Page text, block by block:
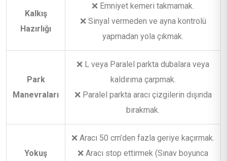
Kalkış
Hazırlığı
❌ Emniyet kemeri takmamak.
❌ Sinyal vermeden ve ayna kontrolü
yapmadan yola çıkmak.
Park
Manevraları
❌ L veya Paralel parkta dubalara veya
kaldırıma çarpmak.
❌ Paralel parkta aracı çizgilerin dışında
bırakmak.
Yokuş
❌ Aracı 50 cm’den fazla geriye kaçırmak.
❌ Aracı stop ettirmek (Sınav boyunca